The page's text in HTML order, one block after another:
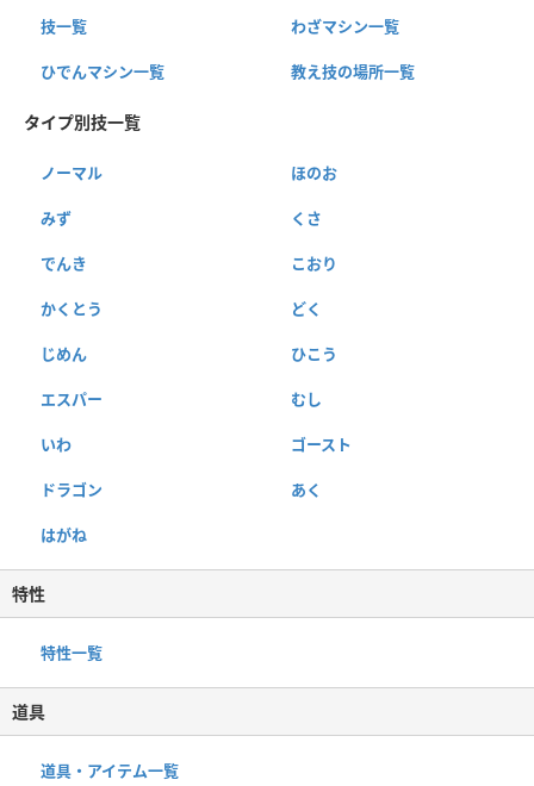
技一覧 わざマシン一覧
ひでんマシン一覧 教え技の場所一覧
タイプ別技一覧
ノーマル ほのお
みず くさ
でんき こおり
かくとう どく
じめん ひこう
エスパー むし
いわ ゴースト
ドラゴン あく
はがね
特性
特性一覧
道具
道具・アイテム一覧